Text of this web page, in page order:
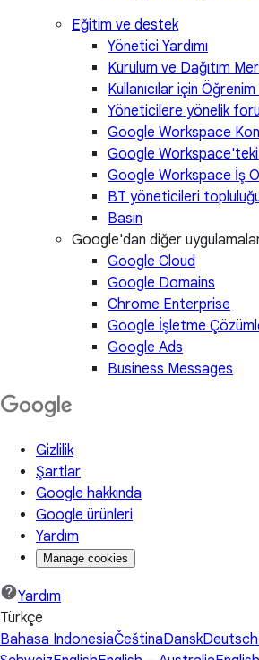
Eğitim ve destek
Yönetici Yardımı
Kurulum ve Dağıtım
Kullanıcılar için
Yöneticilere yönelik
Google Workspace
Google Workspace'teki
Google Workspace İş
BT yöneticileri
Basın
Google'dan diğer
Google Cloud
Google Domains
Chrome Enterprise
Google İşletme
Google Ads
Business Messages
Gizlilik
Şartlar
Google hakkında
Google ürünleri
Yardım
Manage cookies
Yardım
Türkçe
Bahasa IndonesiaČeštinaDanskDeutsch